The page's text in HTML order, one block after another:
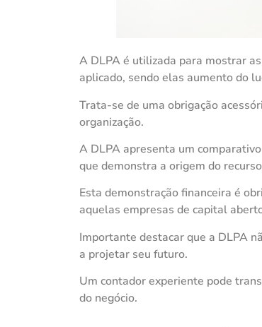
A DLPA é utilizada para mostrar
aplicado, sendo elas aumento do
Trata-se de uma obrigação
organização.
A DLPA apresenta um
que demonstra a origem do
Esta demonstração financeira é
aquelas empresas de capital
Importante destacar que a DLPA
a projetar seu futuro.
Um contador experiente pode
do negócio.